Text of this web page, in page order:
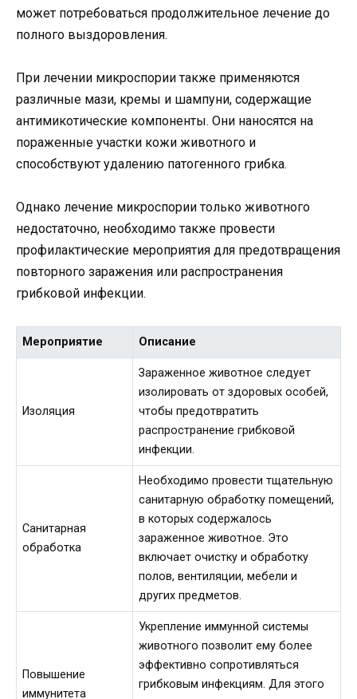
может потребоваться продолжительное лечение до
полного выздоровления.
При лечении микроспории также применяются
различные мази, кремы и шампуни, содержащие
антимикотические компоненты. Они наносятся на
пораженные участки кожи животного и
способствуют удалению патогенного грибка.
Однако лечение микроспории только животного
недостаточно, необходимо также провести
профилактические мероприятия для предотвращения
повторного заражения или распространения
грибковой инфекции.
Мероприятие Описание
Изоляция
Зараженное животное следует
изолировать от здоровых особей,
чтобы предотвратить
распространение грибковой
инфекции.
Санитарная
обработка
Необходимо провести тщательную
санитарную обработку помещений,
в которых содержалось
зараженное животное. Это
включает очистку и обработку
полов, вентиляции, мебели и
других предметов.
Повышение
иммунитета
Укрепление иммунной системы
животного позволит ему более
эффективно сопротивляться
грибковым инфекциям. Для этого